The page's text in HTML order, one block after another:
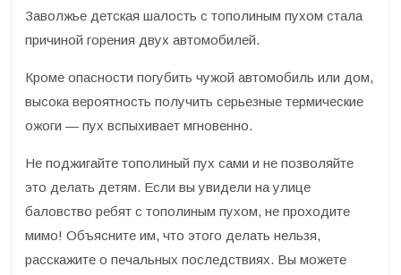
Заволжье детская шалость с тополиным пухом стала
причиной горения двух автомобилей.
Кроме опасности погубить чужой автомобиль или дом,
высока вероятность получить серьезные термические
ожоги — пух вспыхивает мгновенно.
Не поджигайте тополиный пух сами и не позволяйте
это делать детям. Если вы увидели на улице
баловство ребят с тополиным пухом, не проходите
мимо! Объясните им, что этого делать нельзя,
расскажите о печальных последствиях. Вы можете